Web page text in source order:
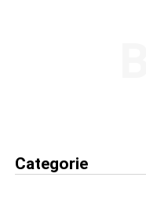
Categorie